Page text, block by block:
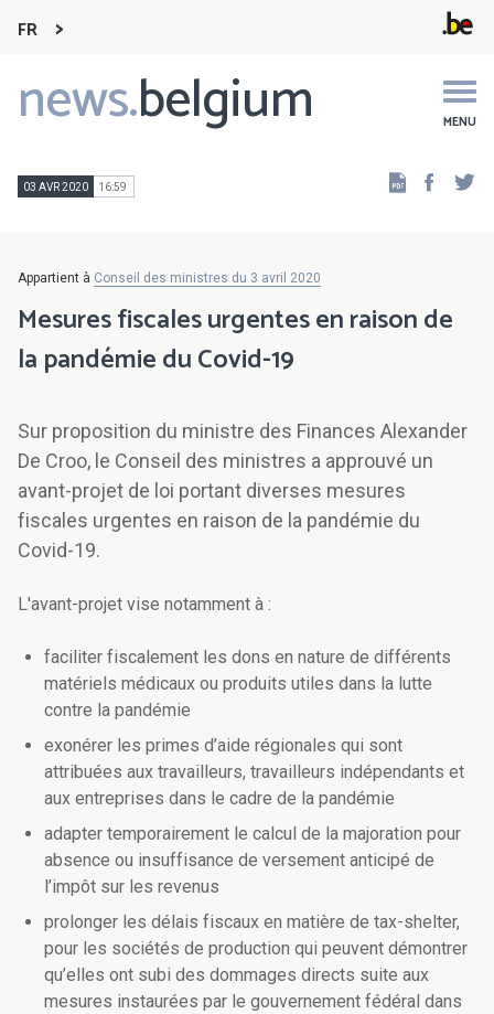
FR
news.belgium MENU
Main
navigation
03 AVR 2020 16:59
Appartient à Conseil des ministres du 3 avril 2020
Mesures fiscales urgentes en raison de
la pandémie du Covid-19
Sur proposition du ministre des Finances Alexander
De Croo, le Conseil des ministres a approuvé un
avant-projet de loi portant diverses mesures
fiscales urgentes en raison de la pandémie du
Covid-19.
L'avant-projet vise notamment à :
faciliter fiscalement les dons en nature de différents
matériels médicaux ou produits utiles dans la lutte
contre la pandémie
exonérer les primes d’aide régionales qui sont
attribuées aux travailleurs, travailleurs indépendants et
aux entreprises dans le cadre de la pandémie
adapter temporairement le calcul de la majoration pour
absence ou insuffisance de versement anticipé de
l’impôt sur les revenus
prolonger les délais fiscaux en matière de tax-shelter,
pour les sociétés de production qui peuvent démontrer
qu’elles ont subi des dommages directs suite aux
mesures instaurées par le gouvernement fédéral dans